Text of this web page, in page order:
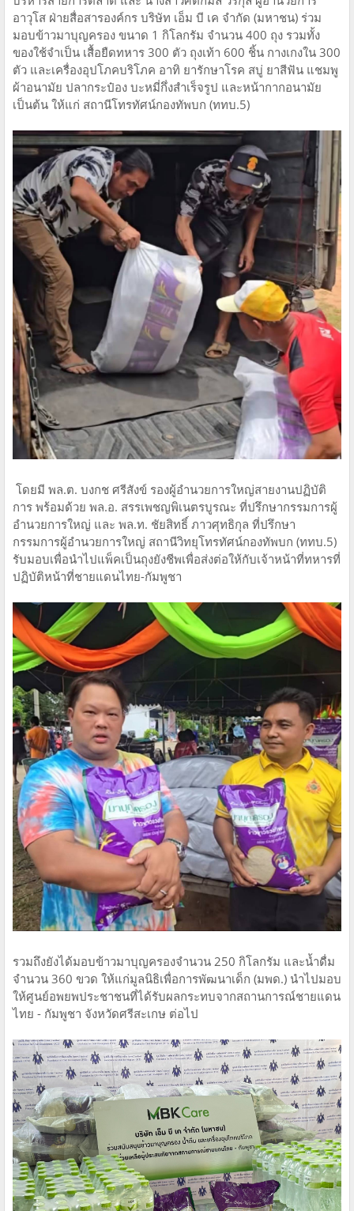
อาวุโส ฝ่ายสื่อสารองค์กร บริษัท เอ็ม บี เค จำกัด (มหาชน) ร่วม
มอบข้าวมาบุญครอง ขนาด 1 กิโลกรัม จำนวน 400 ถุง รวมทั้ง
ของใช้จำเป็น เสื้อยืดทหาร 300 ตัว ถุงเท้า 600 ชิ้น กางเกงใน 300
ตัว และเครื่องอุปโภคบริโภค อาทิ ยารักษาโรค สบู่ ยาสีฟัน แชมพู
ผ้าอนามัย ปลากระป๋อง บะหมี่กึ่งสำเร็จรูป และหน้ากากอนามัย
เป็นต้น ให้แก่ สถานีโทรทัศน์กองทัพบก (ททบ.5)
โดยมี พล.ต. บงกช ศรีสังข์ รองผู้อำนวยการใหญ่สายงานปฏิบัติ
การ พร้อมด้วย พล.อ. สรรเพชญพิเนตรบูรณะ ที่ปรึกษากรรมการผู้
อำนวยการใหญ่ และ พล.ท. ชัยสิทธิ์ ภาวศุทธิกุล ที่ปรึกษา
กรรมการผู้อำนวยการใหญ่ สถานีวิทยุโทรทัศน์กองทัพบก (ททบ.5)
รับมอบเพื่อนำไปแพ็คเป็นถุงยังชีพเพื่อส่งต่อให้กับเจ้าหน้าที่ทหารที่
ปฏิบัติหน้าที่ชายแดนไทย-กัมพูชา
รวมถึงยังได้มอบข้าวมาบุญครองจำนวน 250 กิโลกรัม และน้ำดื่ม
จำนวน 360 ขวด ให้แก่มูลนิธิเพื่อการพัฒนาเด็ก (มพด.) นำไปมอบ
ให้ศูนย์อพยพประชาชนที่ได้รับผลกระทบจากสถานการณ์ชายแดน
ไทย - กัมพูชา จังหวัดศรีสะเกษ ต่อไป